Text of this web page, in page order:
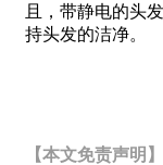
且，带静电的头
持头发的洁净。
【本文免责声明】